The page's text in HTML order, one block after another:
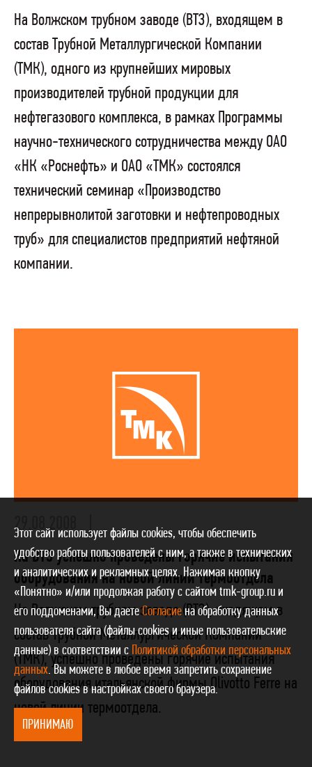
На Волжском трубном заводе (ВТЗ), входящем в
состав Трубной Металлургической Компании
(ТМК), одного из крупнейших мировых
производителей трубной продукции для
нефтегазового комплекса, в рамках Программы
научно-технического сотрудничества между ОАО
«НК «Роснефть» и ОАО «ТМК» состоялся
технический семинар «Производство
непрерывнолитой заготовки и нефтепроводных
труб» для специалистов предприятий нефтяной
компании.
29.08.2008
На ВТЗ успешно проведены горячие испытания
оборудования на новой линии термоотдела
На Волжском трубном заводе (ВТЗ), входящем в
состав Трубной Металлургической Компании
(ТМК), успешно проведены горячие испытания
оборудования итальянской фирмы Olivotto Ferre на
новой линии термоотдела.
Этот сайт использует файлы cookies, чтобы обеспечить
удобство работы пользователей с ним, а также в технических
и аналитических и рекламных целях. Нажимая кнопку
«Понятно» и/или продолжая работу с сайтом tmk-group.ru и
его поддоменами, Вы даетеСогласиена обработку данных
пользователя сайта (файлы cookies и иные пользовательские
данные) в соответствии с Политикой обработки персональных
данных. Вы можете в любое время запретить сохранение
файлов cookies в настройках своего браузера.
ПРИНИМАЮ